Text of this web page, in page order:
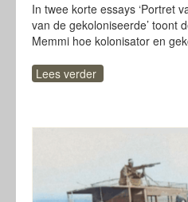
In twee korte essays ‘Portret
van de gekoloniseerde’ toont
Memmi hoe kolonisator en
Lees verder